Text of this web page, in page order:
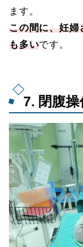
ます。
この間に、妊婦
も多いです。
7. 閉腹操